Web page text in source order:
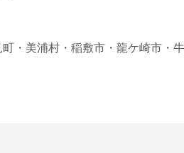
町 ・美浦村 ・稲敷市 ・龍ケ崎市 ・